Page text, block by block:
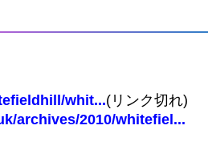
whit...(リンク切れ)
archives/2010/whitefiel...